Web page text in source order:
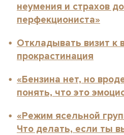
неумения и страхов
перфекциониста»
Откладывать визит к
прокрастинация
«Бензина нет, но
понять, что это
«Режим ясельной
Что делать, если ты